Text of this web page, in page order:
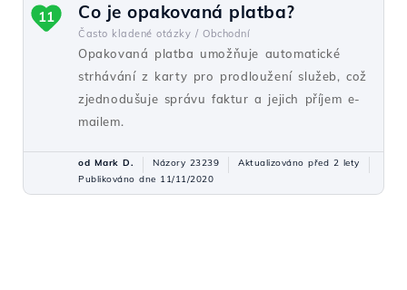
Co je opakovaná platba?
Často kladené otázky / Obchodní
Opakovaná platba umožňuje automatické
strhávání z karty pro prodloužení služeb, což
zjednodušuje správu faktur a jejich příjem e-
mailem.
11
od Mark D. Názory 23239
Aktualizováno před 2 lety
Publikováno dne 11/11/2020